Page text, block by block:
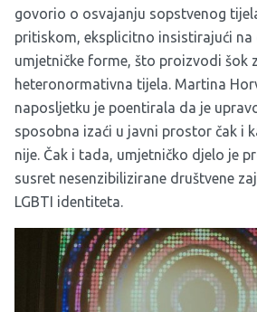
govorio o osvajanju sopstvenog
pritiskom, eksplicitno insistirajući
umjetničke forme, što proizvodi šok
heteronormativna tijela. Martina
naposljetku je poentirala da je
sposobna izaći u javni prostor čak i
nije. Čak i tada, umjetničko djelo je
susret nesenzibilizirane društvene
LGBTI identiteta.